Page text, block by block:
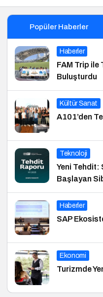
Popüler Haberler
Haberler
FAM Trip
Buluşturdu
Kültür Sanat
A101’den
Teknoloji
Yeni Tehdit:
Başlayan
Haberler
SAP
Ekonomi
Turizmde